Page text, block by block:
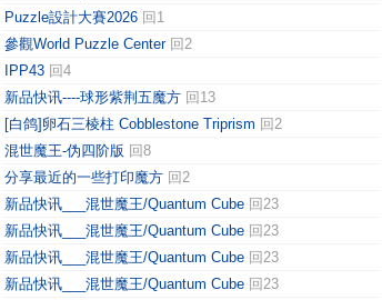
Puzzle設計大賽2026 回1
參觀World Puzzle Center 回2
IPP43 回4
新品快讯----球形紫荆五魔方 回13
[白鸽]卵石三棱柱 Cobblestone Triprism 回2
混世魔王-伪四阶版 回8
分享最近的一些打印魔方 回2
新品快讯___混世魔王/Quantum Cube 回23
新品快讯___混世魔王/Quantum Cube 回23
新品快讯___混世魔王/Quantum Cube 回23
新品快讯___混世魔王/Quantum Cube 回23